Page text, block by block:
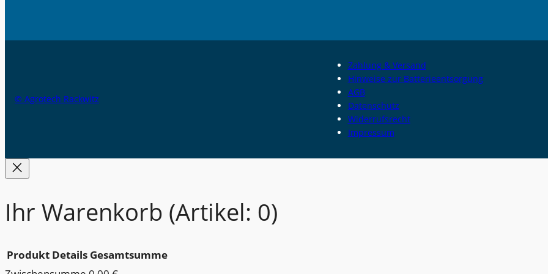
© Agrotech Rackwitz
Zahlung & Versand
Hinweise zur Batterieentsorgung
AGB
Datenschutz
Widerrufsrecht
Impressum
Ihr Warenkorb (Artikel: 0)
Produkt Details Gesamtsumme